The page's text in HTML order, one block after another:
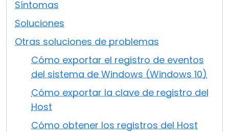
Síntomas
Soluciones
Otras soluciones de problemas
Cómo exportar el registro de eventos
del sistema de Windows (Windows 10)
Cómo exportar la clave de registro del
Host
Cómo obtener los registros del Host
Nube y local